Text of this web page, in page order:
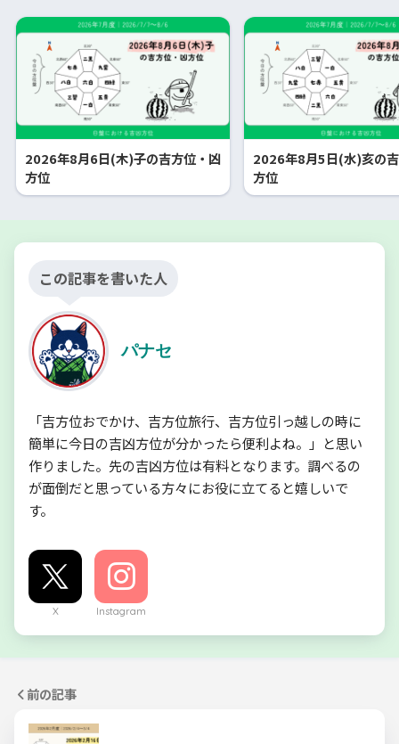
2026年8月6日(木)子の吉方位・凶
方位
2026年8月5日(水)亥の
方位
この記事を書いた人
パナセ
「吉方位おでかけ、吉方位旅行、吉方位引っ越しの時に
簡単に今日の吉凶方位が分かったら便利よね。」と思い
作りました。先の吉凶方位は有料となります。調べるの
が面倒だと思っている方々にお役に立てると嬉しいで
す。
X Instagram
前の記事